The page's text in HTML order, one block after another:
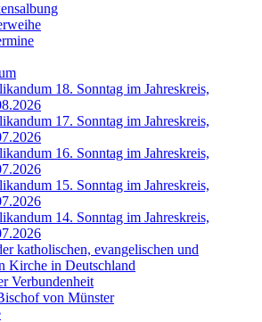
18. Sonntag im Jahreskreis,
17. Sonntag im Jahreskreis,
16. Sonntag im Jahreskreis,
15. Sonntag im Jahreskreis,
14. Sonntag im Jahreskreis,
katholischen, evangelischen und
Kirche in Deutschland
Verbundenheit
von Münster